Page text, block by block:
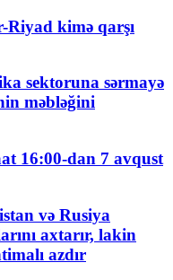
kimə qarşı
sektoruna sərmayə
məbləğini
16:00-dan 7 avqust
və Rusiya
axtarır, lakin
azdır